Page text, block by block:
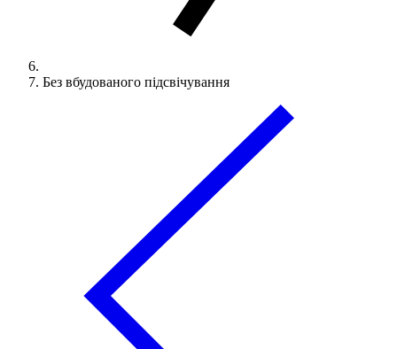
Без вбудованого підсвічування